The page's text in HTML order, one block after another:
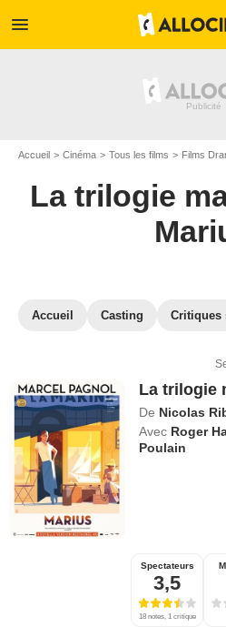
menu
Accueil Cinéma Tous les films Films
La trilogie
Accueil Casting Critiques
La trilogie
De Nicolas
Avec Roger
Poulain
Spectateurs
3,5
18 notes, 1 critique